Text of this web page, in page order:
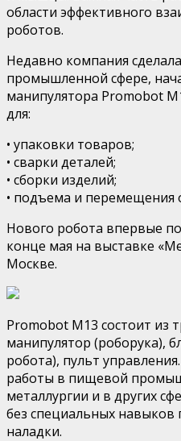
области эффективного
роботов.
Недавно компания сделала
промышленной сфере,
манипулятора Promobot
для:
• упаковки товаров;
• сварки деталей;
• сборки изделий;
• подъема и перемещения
Нового робота впервые
конце мая на выставке «
Москве.
Promobot M13 состоит из
манипулятор (роборука), б
робота), пульт управления.
работы в пищевой
металлургии и в других
без специальных
наладки.